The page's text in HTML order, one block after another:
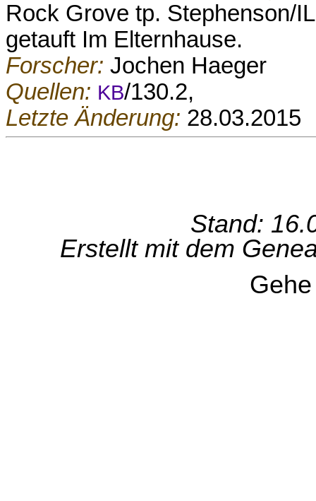
Rock Grove tp. Stephenson/
getauft Im Elternhause.
Forscher: Jochen Haeger
Quellen: KB/130.2,
Letzte Änderung: 28.03.2015
Stand:
Erstellt mit dem